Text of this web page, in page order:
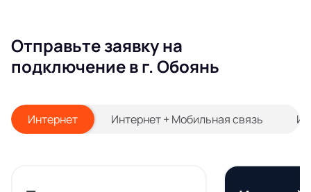
Отправьте заявку на
подключение в г. Обоянь
Интернет Интернет + Мобильная связь